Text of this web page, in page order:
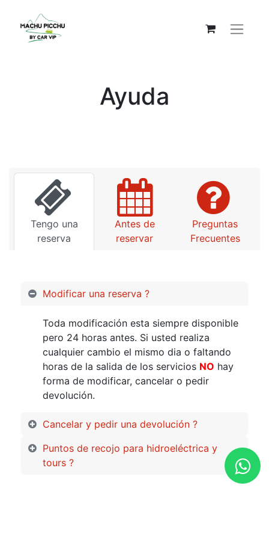
Ayuda
Tengo una
reserva
Antes de
reservar
Preguntas
Frecuentes
Modificar una reserva ?
Toda modificación esta siempre disponible
pero 24 horas antes. Si usted realiza
cualquier cambio el mismo dia o faltando
horas de la salida de los servicios NO hay
forma de modificar, cancelar o pedir
devolución.
Cancelar y pedir una devolución ?
Puntos de recojo para hidroeléctrica y
tours ?